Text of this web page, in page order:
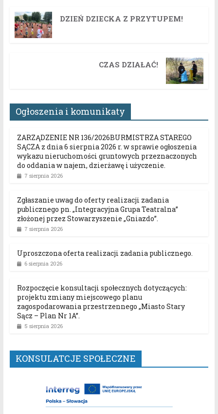
DZIEŃ DZIECKA Z PRZYTUPEM!
CZAS DZIAŁAĆ!
Ogłoszenia i komunikaty
ZARZĄDZENIE NR 136/2026BURMISTRZA STAREGO
SĄCZA z dnia 6 sierpnia 2026 r. w sprawie ogłoszenia
wykazu nieruchomości gruntowych przeznaczonych
do oddania w najem, dzierżawę i użyczenie.
7 sierpnia 2026
Zgłaszanie uwag do oferty realizacji zadania
publicznego pn. „Integracyjna Grupa Teatralna”
złożonej przez Stowarzyszenie „Gniazdo”.
7 sierpnia 2026
Uproszczona oferta realizacji zadania publicznego.
6 sierpnia 2026
Rozpoczęcie konsultacji społecznych dotyczących:
projektu zmiany miejscowego planu
zagospodarowania przestrzennego „Miasto Stary
Sącz – Plan Nr 1A”.
5 sierpnia 2026
KONSULATCJE SPOŁECZNE